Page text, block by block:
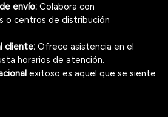
envío: Colabora con
o centros de distribución
cliente: Ofrece asistencia en el
horarios de atención.
exitoso es aquel que se siente